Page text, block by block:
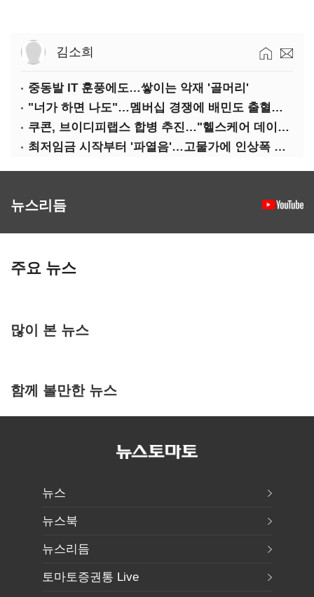
김소희
중동발 IT 훈풍에도…쌓이는 악재 '골머리'
"너가 하면 나도"…멤버십 경쟁에 배민도 출혈경쟁
쿠콘, 브이디피랩스 합병 추진…"헬스케어 데이터 플랫폼 확대"
최저임금 시작부터 '파열음'…고물가에 인상폭 갈등
뉴스리듬
주요 뉴스
많이 본 뉴스
함께 볼만한 뉴스
뉴스
뉴스북
뉴스리듬
토마토증권통 Live